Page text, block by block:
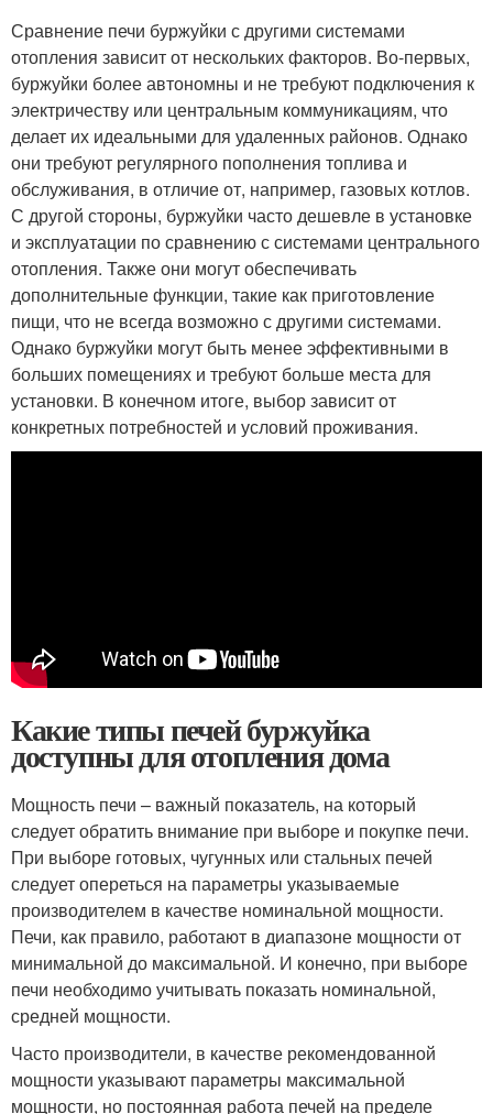
Сравнение печи буржуйки с другими системами
отопления зависит от нескольких факторов. Во-первых,
буржуйки более автономны и не требуют подключения к
электричеству или центральным коммуникациям, что
делает их идеальными для удаленных районов. Однако
они требуют регулярного пополнения топлива и
обслуживания, в отличие от, например, газовых котлов.
С другой стороны, буржуйки часто дешевле в установке
и эксплуатации по сравнению с системами центрального
отопления. Также они могут обеспечивать
дополнительные функции, такие как приготовление
пищи, что не всегда возможно с другими системами.
Однако буржуйки могут быть менее эффективными в
больших помещениях и требуют больше места для
установки. В конечном итоге, выбор зависит от
конкретных потребностей и условий проживания.
Какие типы печей буржуйка
доступны для отопления дома
Мощность печи – важный показатель, на который
следует обратить внимание при выборе и покупке печи.
При выборе готовых, чугунных или стальных печей
следует опереться на параметры указываемые
производителем в качестве номинальной мощности.
Печи, как правило, работают в диапазоне мощности от
минимальной до максимальной. И конечно, при выборе
печи необходимо учитывать показать номинальной,
средней мощности.
Часто производители, в качестве рекомендованной
мощности указывают параметры максимальной
мощности, но постоянная работа печей на пределе